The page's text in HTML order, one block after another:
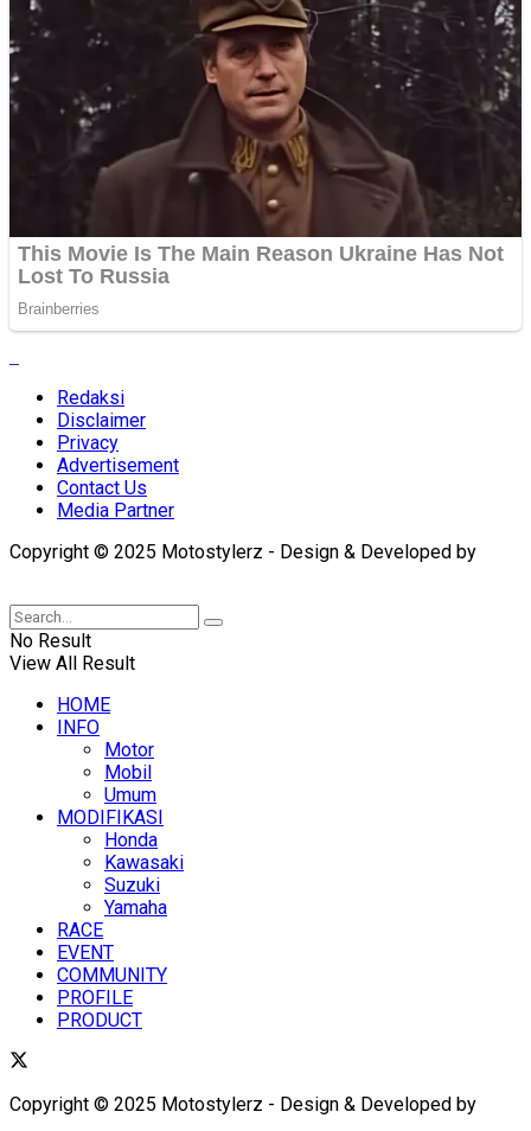
Redaksi
Disclaimer
Privacy
Advertisement
Contact Us
Media Partner
Copyright © 2025 Motostylerz - Design & Developed by
No Result
View All Result
HOME
INFO
Motor
Mobil
Umum
MODIFIKASI
Honda
Kawasaki
Suzuki
Yamaha
RACE
EVENT
COMMUNITY
PROFILE
PRODUCT
Copyright © 2025 Motostylerz - Design & Developed by